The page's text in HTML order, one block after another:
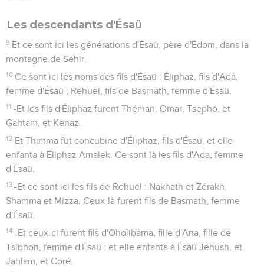
Les descendants d'Ésaü
9 Et ce sont ici les générations d'Ésaü, père d'Édom, dans la
montagne de Séhir.
10 Ce sont ici les noms des fils d'Ésaü : Éliphaz, fils d'Ada,
femme d'Ésaü ; Rehuel, fils de Basmath, femme d'Ésaü.
11 -Et les fils d'Éliphaz furent Théman, Omar, Tsepho, et
Gahtam, et Kenaz.
12 Et Thimma fut concubine d'Éliphaz, fils d'Ésaü, et elle
enfanta à Éliphaz Amalek. Ce sont là les fils d'Ada, femme
d'Ésaü.
13 -Et ce sont ici les fils de Rehuel : Nakhath et Zérakh,
Shamma et Mizza. Ceux-là furent fils de Basmath, femme
d'Ésaü.
14 -Et ceux-ci furent fils d'Oholibama, fille d'Ana, fille de
Tsibhon, femme d'Ésaü : et elle enfanta à Ésaü Jehush, et
Jahlam, et Coré.